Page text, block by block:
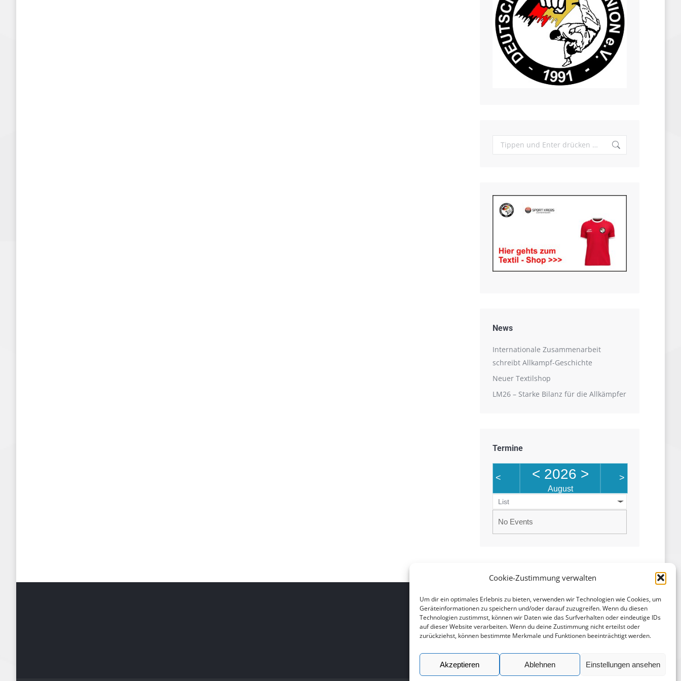
Cookie-Zustimmung verwalten
Um dir ein optimales Erlebnis zu bieten, verwenden wir Technologien wie Cookies, um
Geräteinformationen zu speichern und/oder darauf zuzugreifen. Wenn du diesen
Technologien zustimmst, können wir Daten wie das Surfverhalten oder eindeutige IDs
auf dieser Website verarbeiten. Wenn du deine Zustimmung nicht erteilst oder
zurückziehst, können bestimmte Merkmale und Funktionen beeinträchtigt werden.
Akzeptieren Ablehnen Einstellungen ansehen
Search:
News
Internationale Zusammenarbeit
schreibt Allkampf-Geschichte
Neuer Textilshop
LM26 – Starke Bilanz für die Allkämpfer
Termine
< < 2026 >
August
>
List
No Events
Rechtliches
Impressum